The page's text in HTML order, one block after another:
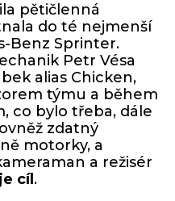
pětičlenná
do té nejmenší
Benz Sprinter.
Petr Vésa
alias Chicken,
týmu a během
co bylo třeba, dále
zdatný
motorky, a
a režisér
cíl .